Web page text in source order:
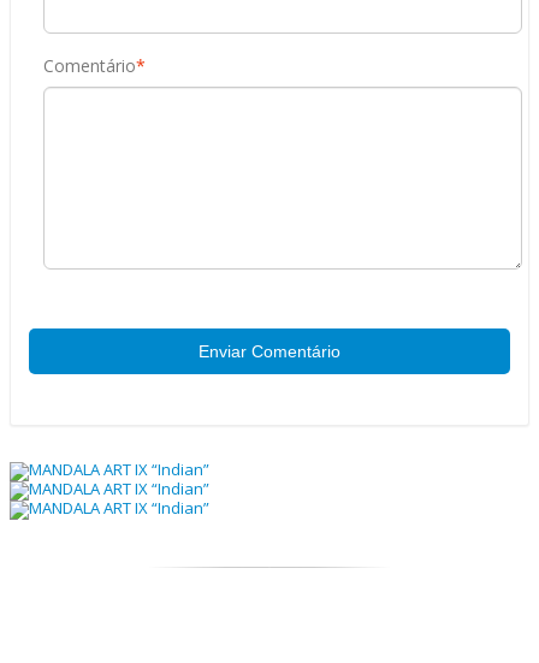
*
Comentário
Enviar Comentário